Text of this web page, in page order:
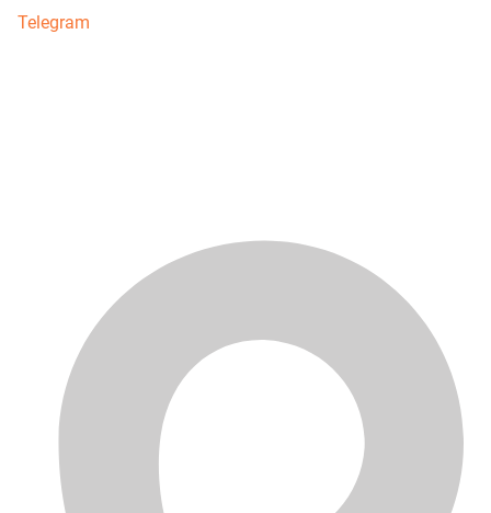
Telegram